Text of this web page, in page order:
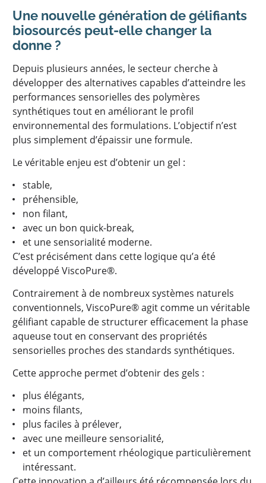
Une nouvelle génération de gélifiants
biosourcés peut-elle changer la
donne ?
Depuis plusieurs années, le secteur cherche à
développer des alternatives capables d’atteindre les
performances sensorielles des polymères
synthétiques tout en améliorant le profil
environnemental des formulations. L’objectif n’est
plus simplement d’épaissir une formule.
Le véritable enjeu est d’obtenir un gel :
stable,
préhensible,
non filant,
avec un bon quick-break,
et une sensorialité moderne.
C’est précisément dans cette logique qu’a été
développé ViscoPure®.
Contrairement à de nombreux systèmes naturels
conventionnels, ViscoPure® agit comme un véritable
gélifiant capable de structurer efficacement la phase
aqueuse tout en conservant des propriétés
sensorielles proches des standards synthétiques.
Cette approche permet d’obtenir des gels :
plus élégants,
moins filants,
plus faciles à prélever,
avec une meilleure sensorialité,
et un comportement rhéologique particulièrement
intéressant.